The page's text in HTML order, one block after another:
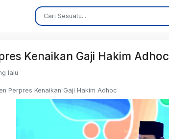
Kenaikan Gaji Hakim Adhoc
lalu
Perpres Kenaikan Gaji Hakim Adhoc